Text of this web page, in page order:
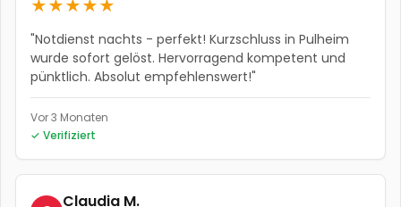
★★★★★
"Notdienst nachts - perfekt! Kurzschluss in Pulheim
wurde sofort gelöst. Hervorragend kompetent und
pünktlich. Absolut empfehlenswert!"
Vor 3 Monaten
✓ Verifiziert
Claudia M.